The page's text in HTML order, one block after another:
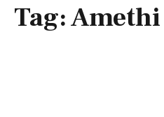
Tag:Amethi